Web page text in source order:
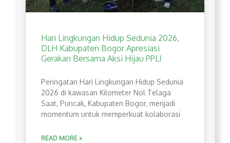
Hari Lingkungan Hidup Sedunia 2026,
DLH Kabupaten Bogor Apresiasi
Gerakan Bersama Aksi Hijau PPLI
Peringatan Hari Lingkungan Hidup Sedunia
2026 di kawasan Kilometer Nol Telaga
Saat, Puncak, Kabupaten Bogor, menjadi
momentum untuk memperkuat kolaborasi
READ MORE »